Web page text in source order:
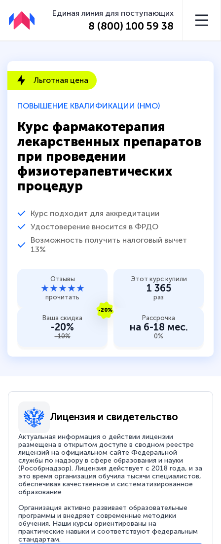
Единая линия для поступающих
8 (800) 100 59 38
ПОВЫШЕНИЕ КВАЛИФИКАЦИИ (НМО)
Курс фармакотерапия
лекарственных препаратов
при проведении
физиотерапевтических
процедур
Курс подходит для аккредитации
Удостоверение вносится в ФРДО
Возможность получить налоговый вычет
13%
Льготная цена
Отзывы
★★★★★
прочитать
Этот курс купили
1 365
раз
-20%
Ваша скидка
-20%
-10%
Рассрочка
на 6-18 мес.
0%
Лицензия и свидетельство
Актуальная информация о действии лицензии
размещена в открытом доступе в сводном реестре
лицензий на официальном сайте Федеральной
службы по надзору в сфере образования и науки
(Рособрнадзор). Лицензия действует с 2018 года, и за
это время организация обучила тысячи специалистов,
обеспечивая качественное и систематизированное
образование
Организация активно развивает образовательные
программы и внедряет современные методики
обучения. Наши курсы ориентированы на
практические навыки и соответствуют федеральным
стандартам.